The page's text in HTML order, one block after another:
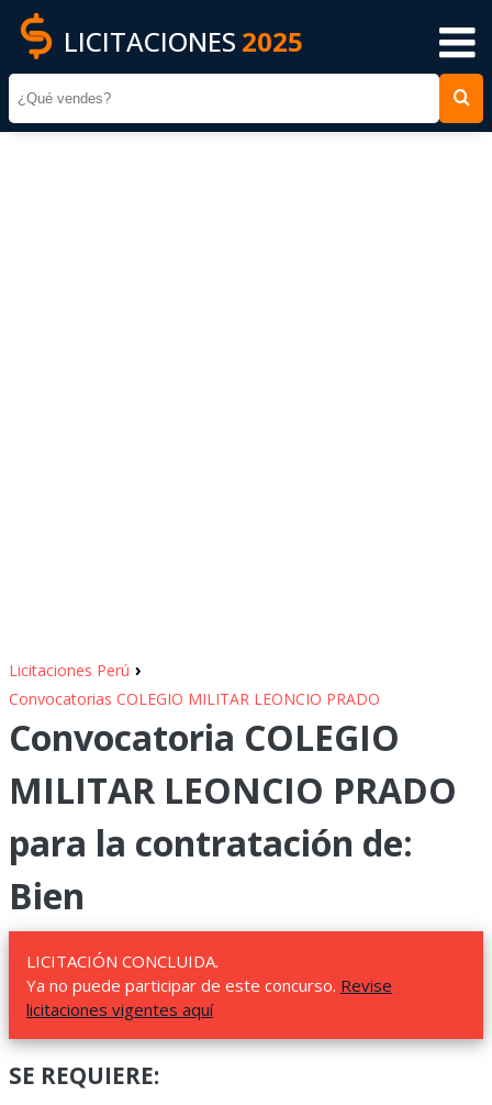
LICITACIONES 2025
Licitaciones Perú ›
Convocatorias COLEGIO MILITAR LEONCIO PRADO
Convocatoria COLEGIO
MILITAR LEONCIO PRADO
para la contratación de:
Bien
LICITACIÓN CONCLUIDA.
Ya no puede participar de este concurso. Revise
licitaciones vigentes aquí
SE REQUIERE: